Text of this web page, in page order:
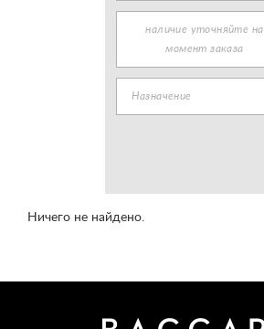
наличие уточняйте на
момент заказа
Назначение
Ничего не найдено.